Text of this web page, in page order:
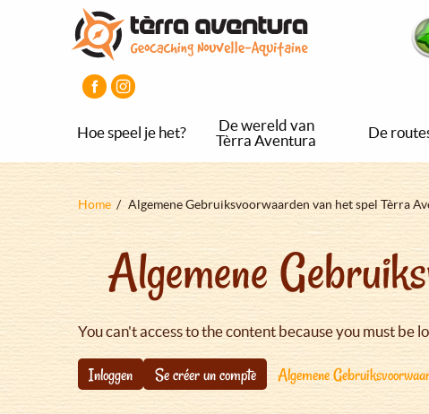
Hoe speel je het?
De wereld van
Tèrra Aventura
De
Kruimelpad
Home Algemene Gebruiksvoorwaarden van het spel Tèrra
Algemene
You can't access to the content because you must be
Inloggen Se créer un compte Algemene